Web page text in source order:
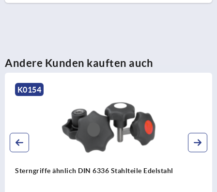
Andere Kunden kauften auch
K1088
Sterngriffe mit verlängerter Nabe